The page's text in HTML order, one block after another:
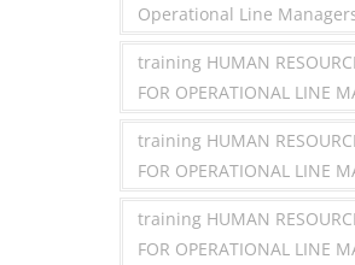
Operational Line
training HUMAN
FOR OPERATIONAL LINE
training HUMAN
FOR OPERATIONAL LINE
training HUMAN
FOR OPERATIONAL LINE